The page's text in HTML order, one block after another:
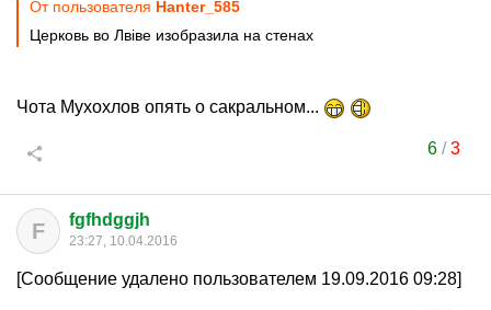
От пользователя Hanter_585
Церковь во Лвiве изобразила на стенах
Чота Мухохлов опять о сакральном...
6/3
F fgfhdggjh
23:27, 10.04.2016
[Сообщение удалено пользователем 19.09.2016 09:28]